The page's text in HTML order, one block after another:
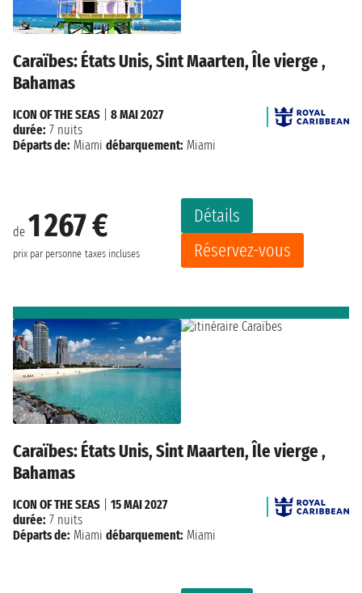
Caraïbes: États Unis, Sint Maarten, Île vierge ,
Bahamas
de 1 267 €
prix par personne taxes incluses
Détails
Réservez-vous
ICON OF THE SEAS
8 MAI 2027
durée: 7 nuits
Départs de: Miami débarquement: Miami
Caraïbes: États Unis, Sint Maarten, Île vierge ,
Bahamas
ICON OF THE SEAS
15 MAI 2027
durée: 7 nuits
Départs de: Miami débarquement: Miami